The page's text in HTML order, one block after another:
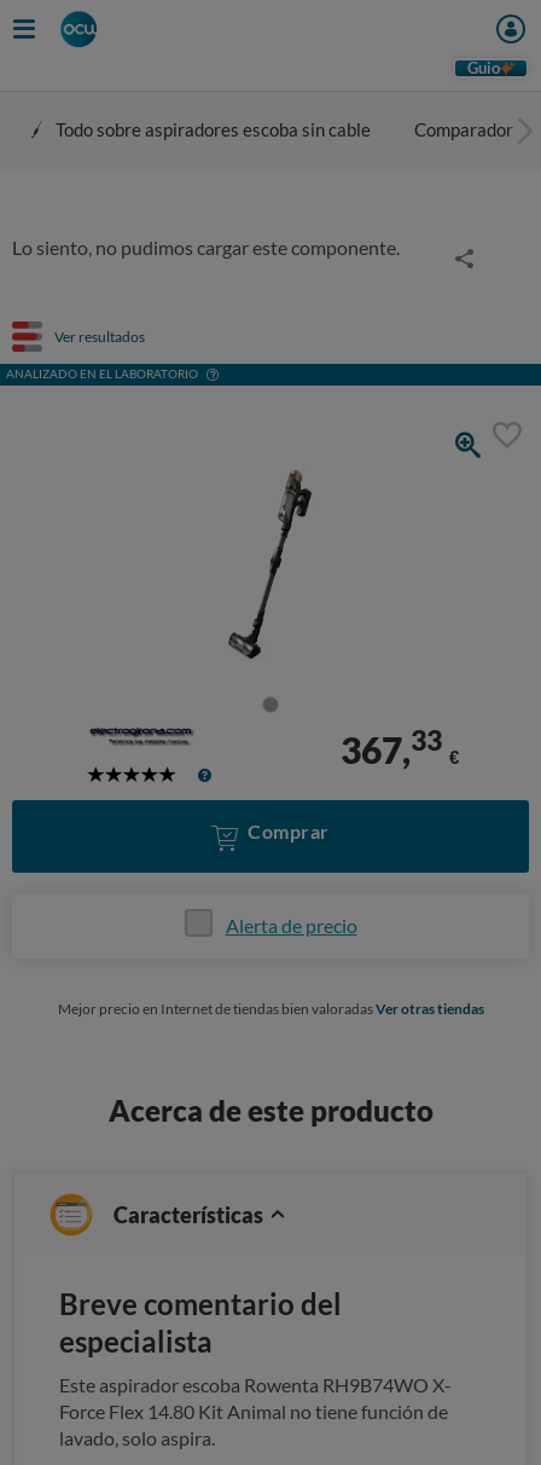
Guio
Todo sobre aspiradores escoba sin cable Comparador
Lo siento, no pudimos cargar este componente.
Ver resultados
ANALIZADO EN EL LABORATORIO
5
367,33
€
Comprar
Alerta de precio
Mejor precio en Internet de tiendas bien valoradasVer otras tiendas
Acerca de este producto
Características
Breve comentario del
especialista
Este aspirador escoba Rowenta RH9B74WO X-
Force Flex 14.80 Kit Animal no tiene función de
lavado, solo aspira.